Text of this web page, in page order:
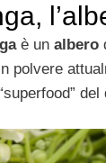
è un albero
polvere